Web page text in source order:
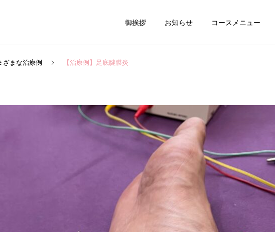
御挨拶 お知らせ コースメニュー
ブログ さまざまな治療例
【なんで、痛みは繰り返す
の？】
ざまな治療例 【治療例】足底腱膜炎